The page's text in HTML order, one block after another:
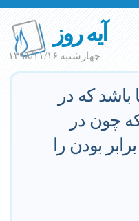
آیه روز
چهارشنبه ۱۳۹۸/۱۱/۱۶
که در
چون در
بودن را